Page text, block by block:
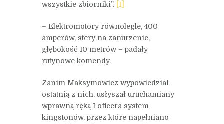
wszystkie zbiorniki”. [1]
– Elektromotory równolegle, 400
amperów, stery na zanurzenie,
głębokość 10 metrów – padały
rutynowe komendy.
Zanim Maksymowicz wypowiedział
ostatnią z nich, usłyszał uruchamiany
wprawną ręką I oficera system
kingstonów, przez które napełniano